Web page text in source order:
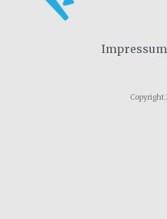
Impressum
Copyright